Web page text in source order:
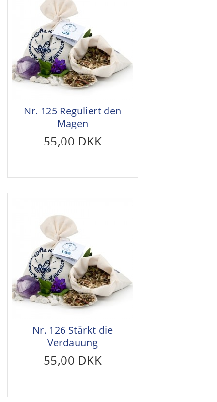
Nr. 125 Reguliert den
Magen
55,00 DKK
Nr. 126 Stärkt die
Verdauung
55,00 DKK